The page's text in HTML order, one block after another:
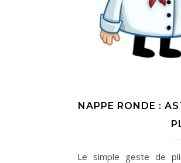
NAPPE RONDE :
Le simple geste de